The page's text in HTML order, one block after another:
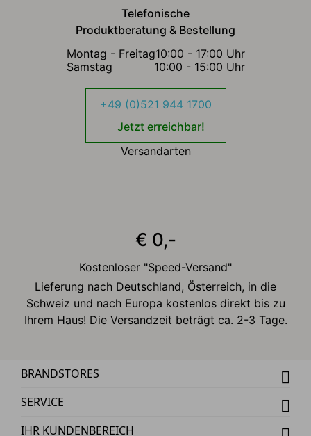
Telefonische
Produktberatung & Bestellung
Montag - Freitag10:00 - 17:00 Uhr
Samstag
10:00 - 15:00 Uhr
+49 (0)521 944 1700
Jetzt erreichbar!
Versandarten
€ 0,-
Kostenloser "Speed-Versand"
Lieferung nach Deutschland, Österreich, in die
Schweiz und nach Europa kostenlos direkt bis zu
Ihrem Haus! Die Versandzeit beträgt ca. 2-3 Tage.
BRANDSTORES
SERVICE
IHR KUNDENBEREICH